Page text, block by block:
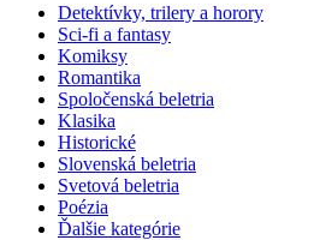
Detektívky, trilery a horory
Sci-fi a fantasy
Komiksy
Romantika
Spoločenská beletria
Klasika
Historické
Slovenská beletria
Svetová beletria
Poézia
Ďalšie kategórie